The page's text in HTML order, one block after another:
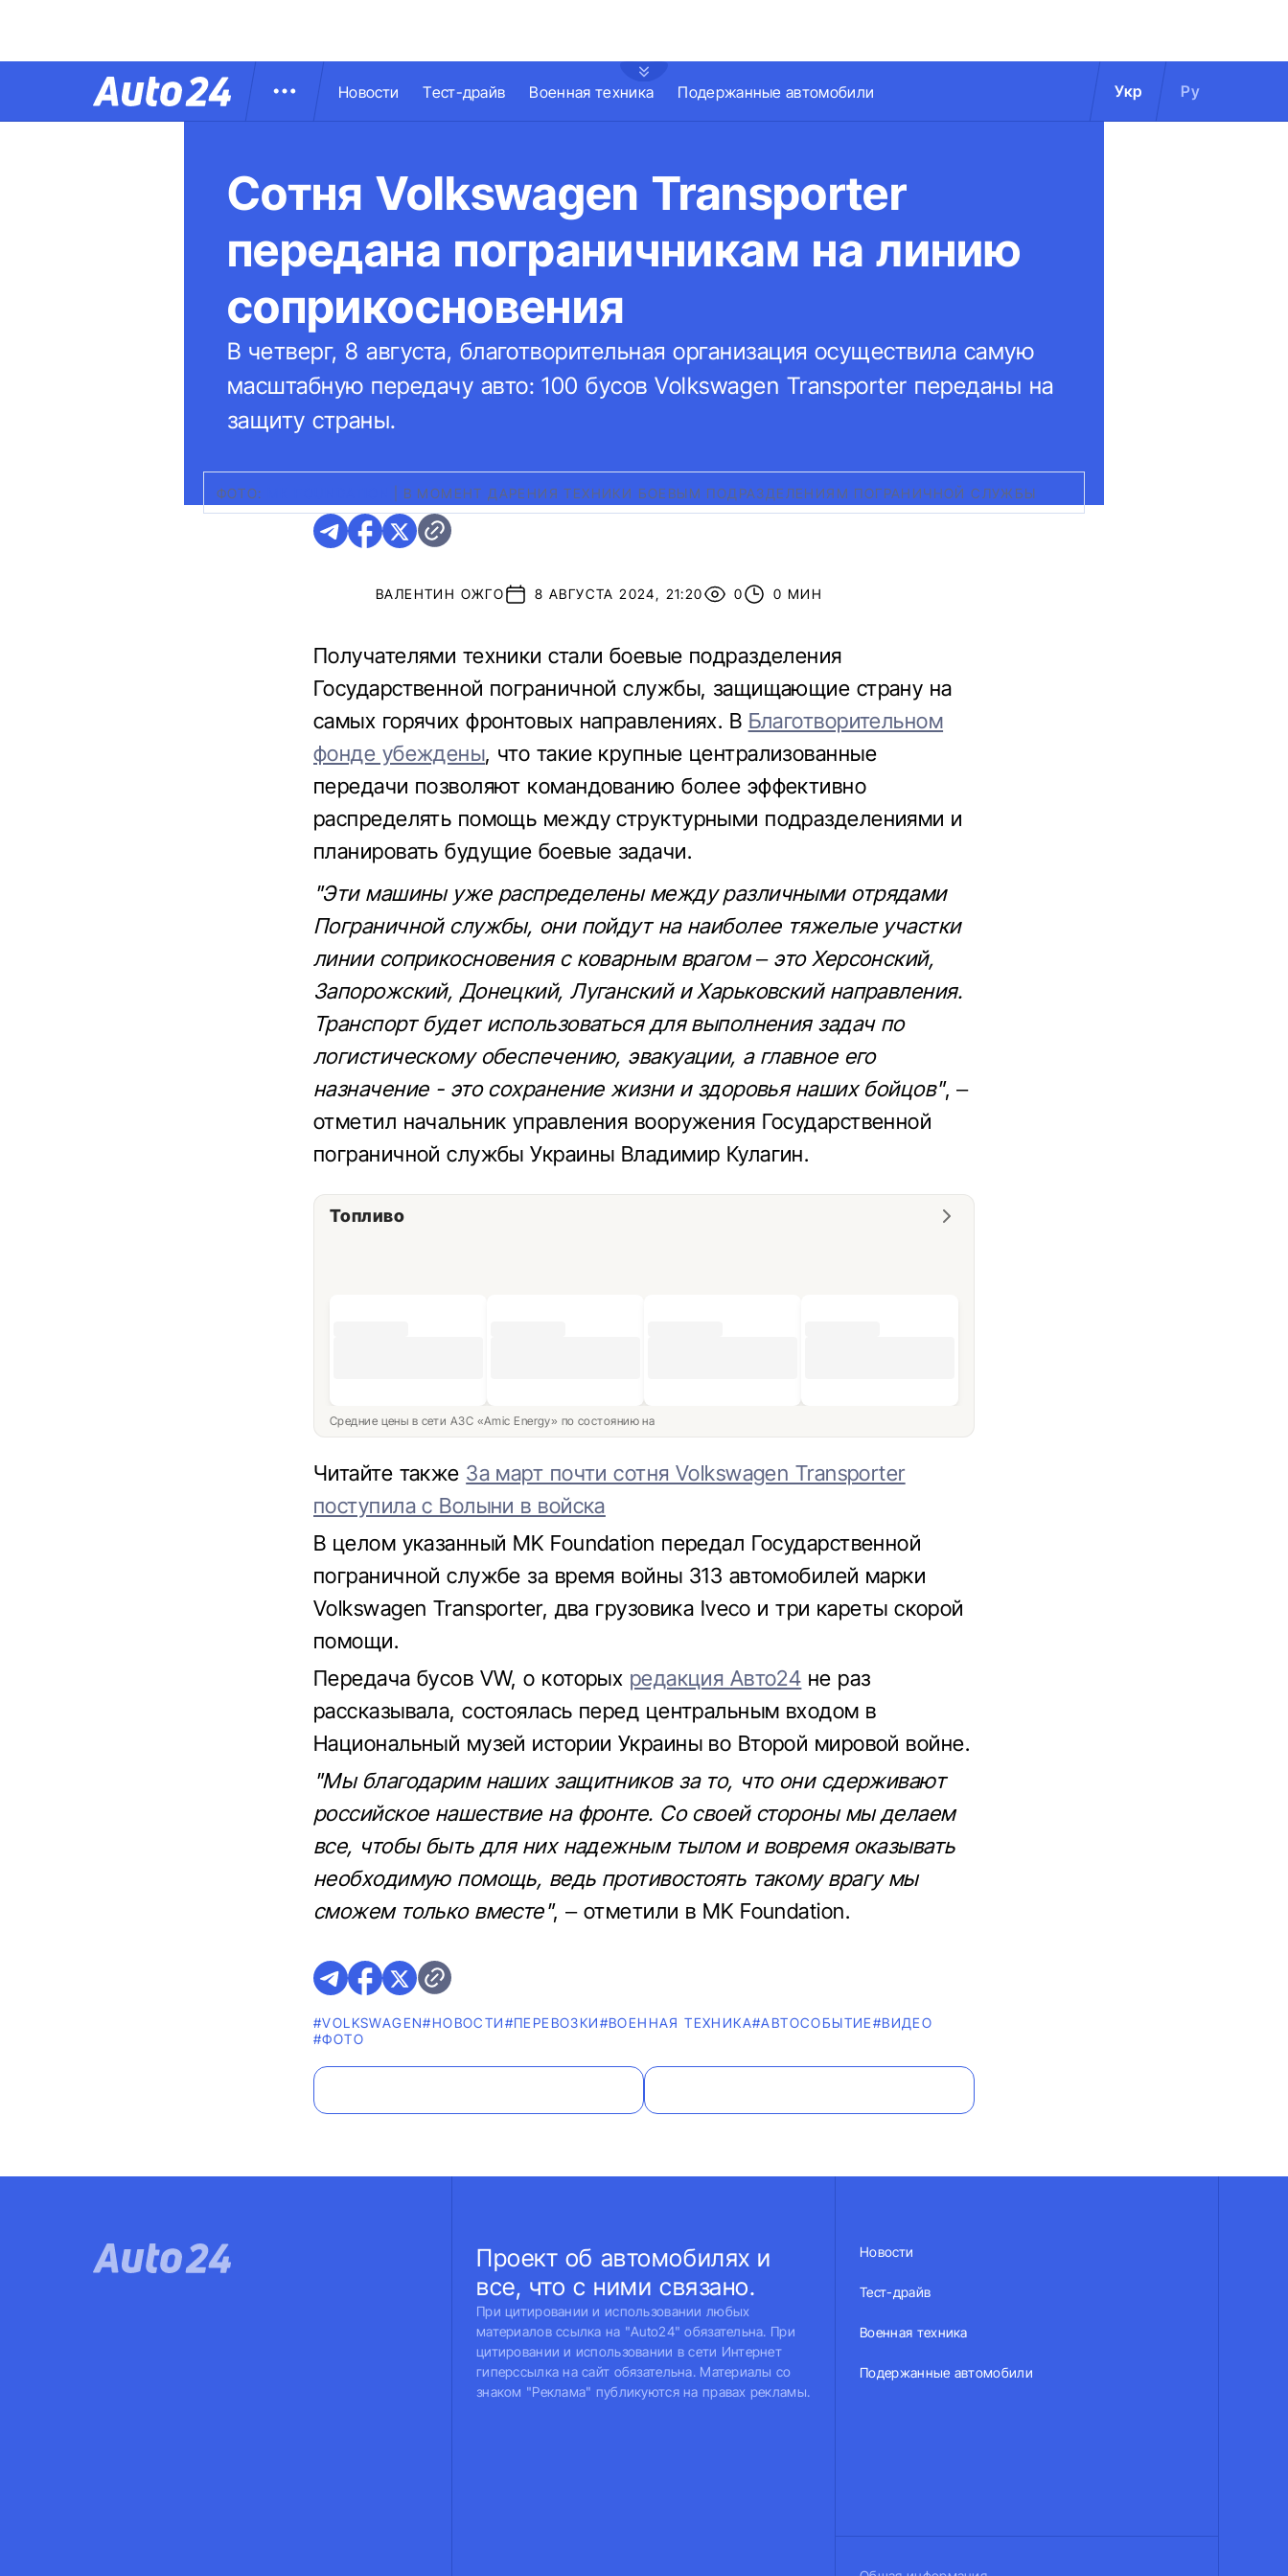
Новости Тест-драйв Военная техника Подержанные автомобили Укр Ру
Сотня Volkswagen Transporter
передана пограничникам на линию
соприкосновения
В четверг, 8 августа, благотворительная организация осуществила самую
масштабную передачу авто: 100 бусов Volkswagen Transporter переданы на
защиту страны.
ФОТО: В МОМЕНТ ДАРЕНИЯ ТЕХНИКИ БОЕВЫМ ПОДРАЗДЕЛЕНИЯМ ПОГРАНИЧНОЙ СЛУЖБЫ
ВАЛЕНТИН ОЖГО 8 АВГУСТА 2024, 21:20 0 0 МИН
Получателями техники стали боевые подразделения
Государственной пограничной службы, защищающие страну на
самых горячих фронтовых направлениях. В Благотворительном
фонде убеждены, что такие крупные централизованные
передачи позволяют командованию более эффективно
распределять помощь между структурными подразделениями и
планировать будущие боевые задачи.
"Эти машины уже распределены между различными отрядами
Пограничной службы, они пойдут на наиболее тяжелые участки
линии соприкосновения с коварным врагом – это Херсонский,
Запорожский, Донецкий, Луганский и Харьковский направления.
Транспорт будет использоваться для выполнения задач по
логистическому обеспечению, эвакуации, а главное его
назначение - это сохранение жизни и здоровья наших бойцов", –
отметил начальник управления вооружения Государственной
пограничной службы Украины Владимир Кулагин.
Топливо
Средние цены в сети АЗС «Amic Energy» по состоянию на
Читайте также За март почти сотня Volkswagen Transporter
поступила с Волыни в войска
В целом указанный MK Foundation передал Государственной
пограничной службе за время войны 313 автомобилей марки
Volkswagen Transporter, два грузовика Iveco и три кареты скорой
помощи.
Передача бусов VW, о которых редакция Авто24 не раз
рассказывала, состоялась перед центральным входом в
Национальный музей истории Украины во Второй мировой войне.
"Мы благодарим наших защитников за то, что они сдерживают
российское нашествие на фронте. Со своей стороны мы делаем
все, чтобы быть для них надежным тылом и вовремя оказывать
необходимую помощь, ведь противостоять такому врагу мы
сможем только вместе", – отметили в MK Foundation.
#VOLKSWAGEN#НОВОСТИ#ПЕРЕВОЗКИ#ВОЕННАЯ ТЕХНИКА#АВТОСОБЫТИЕ#ВИДЕО
#ФОТО
Проект об автомобилях и
все, что с ними связано.
При цитировании и использовании любых
материалов ссылка на "Auto24" обязательна. При
цитировании и использовании в сети Интернет
гиперссылка на сайт обязательна. Материалы со
знаком "Реклама" публикуются на правах рекламы.
Новости
Тест-драйв
Военная техника
Подержанные автомобили